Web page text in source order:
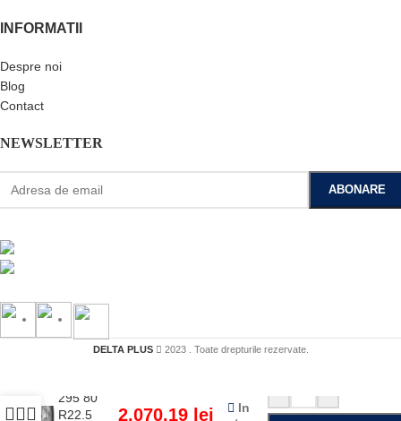
INFORMATII
Despre noi
Blog
Contact
NEWSLETTER
DELTA PLUS 2023 . Toate drepturile rezervate.
295 80
R22.5
2,070.19 lei
In